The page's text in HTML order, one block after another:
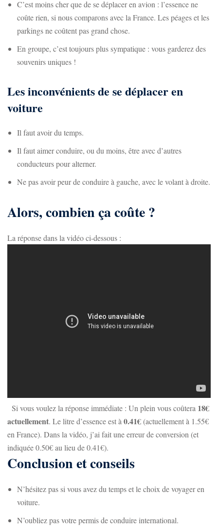
C’est moins cher que de se déplacer en avion : l’essence ne
coûte rien, si nous comparons avec la France. Les péages et les
parkings ne coûtent pas grand chose.
En groupe, c’est toujours plus sympatique : vous garderez des
souvenirs uniques !
Les inconvénients de se déplacer en
voiture
Il faut avoir du temps.
Il faut aimer conduire, ou du moins, être avec d’autres
conducteurs pour alterner.
Ne pas avoir peur de conduire à gauche, avec le volant à droite.
Alors, combien ça coûte ?
La réponse dans la vidéo ci-dessous :
Si vous voulez la réponse immédiate : Un plein vous coûtera 18€
actuellement. Le litre d’essence est à 0.41€(actuellement à 1.55€
en France). Dans la vidéo, j’ai fait une erreur de conversion (et
indiquée 0.50€ au lieu de 0.41€).
Conclusion et conseils
N’hésitez pas si vous avez du temps et le choix de voyager en
voiture.
N’oubliez pas votre permis de conduire international.